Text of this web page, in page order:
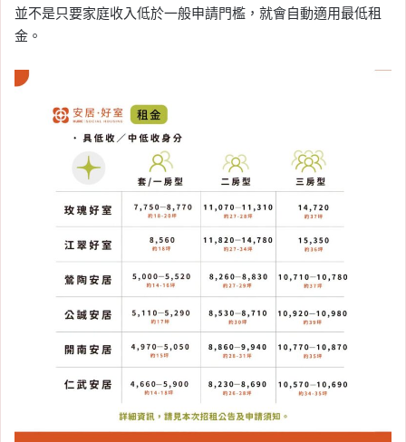
並不是只要家庭收入低於一般申請門檻，就會自動適用最低租
金。